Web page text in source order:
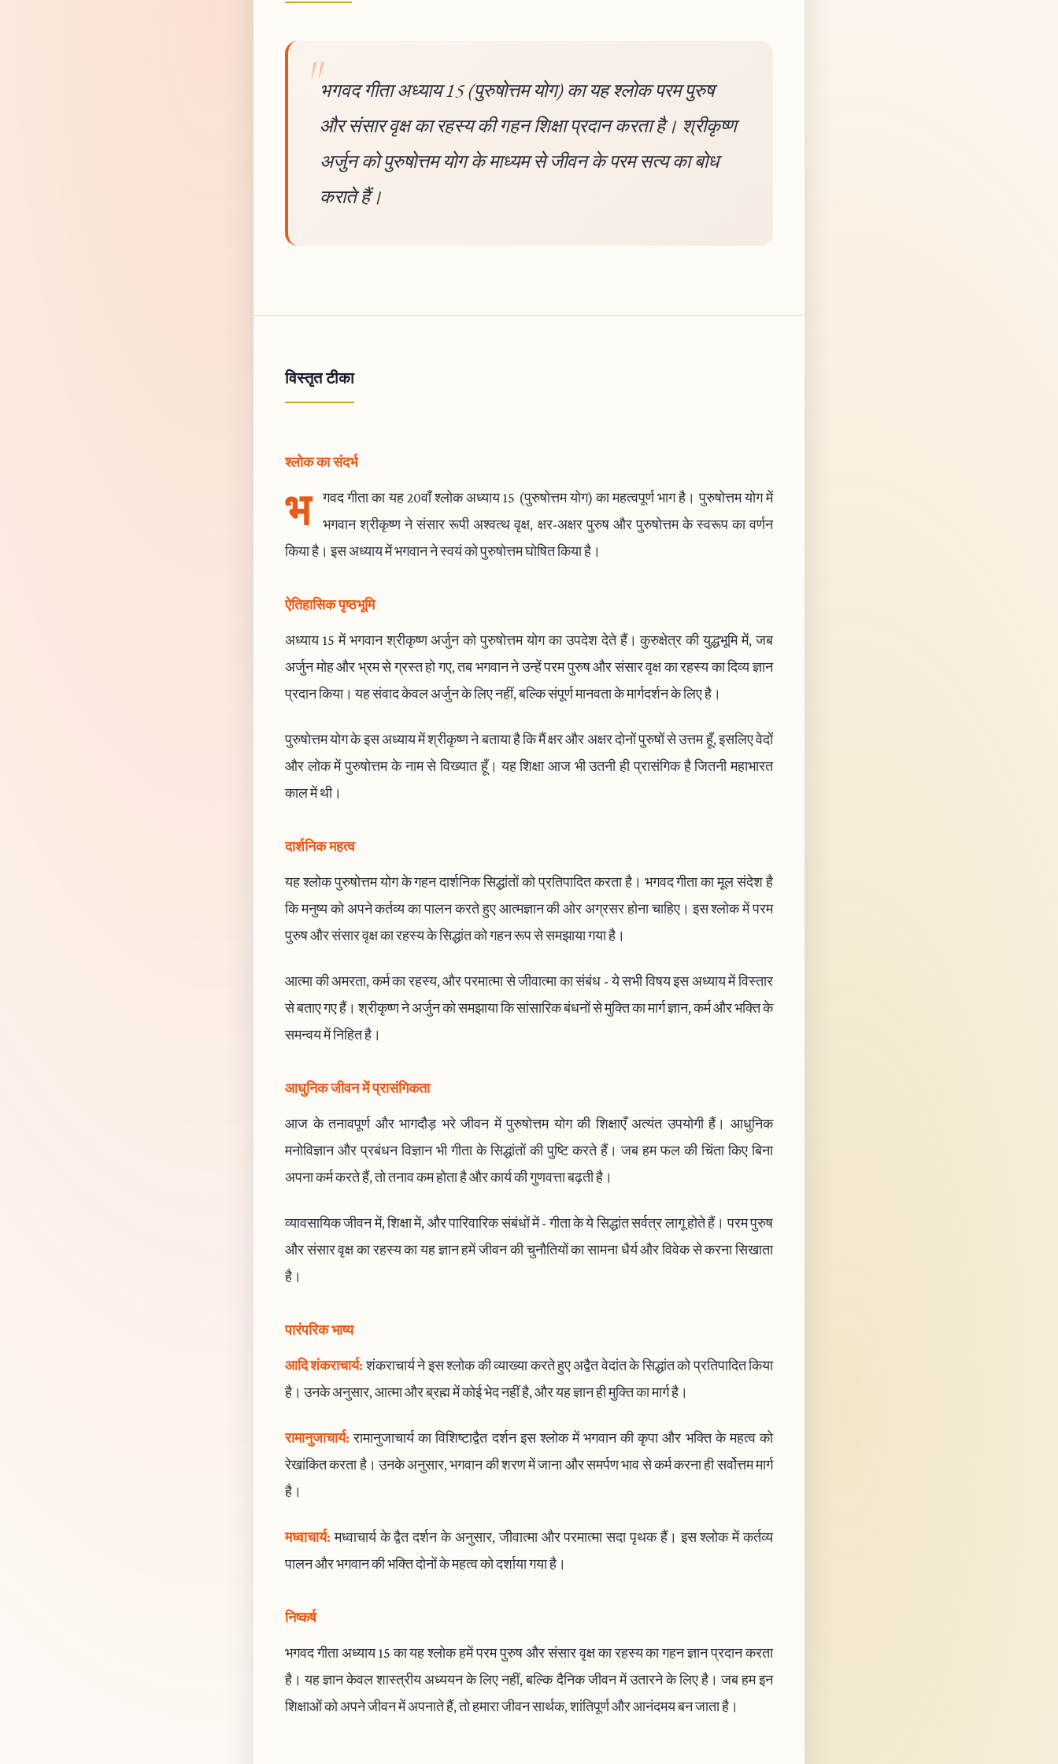
भगवद गीता अध्याय 15 (पुरुषोत्तम योग) का यह श्लोक परम पुरुष
और संसार वृक्ष का रहस्य की गहन शिक्षा प्रदान करता है। श्रीकृष्ण
अर्जुन को पुरुषोत्तम योग के माध्यम से जीवन के परम सत्य का बोध
कराते हैं।
विस्तृत टीका
श्लोक का संदर्भ
भ
गवद गीता का यह 20वाँ श्लोक अध्याय 15 (पुरुषोत्तम योग) का महत्वपूर्ण भाग है। पुरुषोत्तम योग में
भगवान श्रीकृष्ण ने संसार रूपी अश्वत्थ वृक्ष, क्षर-अक्षर पुरुष और पुरुषोत्तम के स्वरूप का वर्णन
किया है। इस अध्याय में भगवान ने स्वयं को पुरुषोत्तम घोषित किया है।
ऐतिहासिक पृष्ठभूमि
अध्याय 15 में भगवान श्रीकृष्ण अर्जुन को पुरुषोत्तम योग का उपदेश देते हैं। कुरुक्षेत्र की युद्धभूमि में, जब
अर्जुन मोह और भ्रम से ग्रस्त हो गए, तब भगवान ने उन्हें परम पुरुष और संसार वृक्ष का रहस्य का दिव्य ज्ञान
प्रदान किया। यह संवाद केवल अर्जुन के लिए नहीं, बल्कि संपूर्ण मानवता के मार्गदर्शन के लिए है।
पुरुषोत्तम योग के इस अध्याय में श्रीकृष्ण ने बताया है कि मैं क्षर और अक्षर दोनों पुरुषों से उत्तम हूँ, इसलिए वेदों
और लोक में पुरुषोत्तम के नाम से विख्यात हूँ। यह शिक्षा आज भी उतनी ही प्रासंगिक है जितनी महाभारत
काल में थी।
दार्शनिक महत्व
यह श्लोक पुरुषोत्तम योग के गहन दार्शनिक सिद्धांतों को प्रतिपादित करता है। भगवद गीता का मूल संदेश है
कि मनुष्य को अपने कर्तव्य का पालन करते हुए आत्मज्ञान की ओर अग्रसर होना चाहिए। इस श्लोक में परम
पुरुष और संसार वृक्ष का रहस्य के सिद्धांत को गहन रूप से समझाया गया है।
आत्मा की अमरता, कर्म का रहस्य, और परमात्मा से जीवात्मा का संबंध - ये सभी विषय इस अध्याय में विस्तार
से बताए गए हैं। श्रीकृष्ण ने अर्जुन को समझाया कि सांसारिक बंधनों से मुक्ति का मार्ग ज्ञान, कर्म और भक्ति के
समन्वय में निहित है।
आधुनिक जीवन में प्रासंगिकता
आज के तनावपूर्ण और भागदौड़ भरे जीवन में पुरुषोत्तम योग की शिक्षाएँ अत्यंत उपयोगी हैं। आधुनिक
मनोविज्ञान और प्रबंधन विज्ञान भी गीता के सिद्धांतों की पुष्टि करते हैं। जब हम फल की चिंता किए बिना
अपना कर्म करते हैं, तो तनाव कम होता है और कार्य की गुणवत्ता बढ़ती है।
व्यावसायिक जीवन में, शिक्षा में, और पारिवारिक संबंधों में - गीता के ये सिद्धांत सर्वत्र लागू होते हैं। परम पुरुष
और संसार वृक्ष का रहस्य का यह ज्ञान हमें जीवन की चुनौतियों का सामना धैर्य और विवेक से करना सिखाता
है।
पारंपरिक भाष्य
आदि शंकराचार्य: शंकराचार्य ने इस श्लोक की व्याख्या करते हुए अद्वैत वेदांत के सिद्धांत को प्रतिपादित किया
है। उनके अनुसार, आत्मा और ब्रह्म में कोई भेद नहीं है, और यह ज्ञान ही मुक्ति का मार्ग है।
रामानुजाचार्य: रामानुजाचार्य का विशिष्टाद्वैत दर्शन इस श्लोक में भगवान की कृपा और भक्ति के महत्व को
रेखांकित करता है। उनके अनुसार, भगवान की शरण में जाना और समर्पण भाव से कर्म करना ही सर्वोत्तम मार्ग
है।
मध्वाचार्य: मध्वाचार्य के द्वैत दर्शन के अनुसार, जीवात्मा और परमात्मा सदा पृथक हैं। इस श्लोक में कर्तव्य
पालन और भगवान की भक्ति दोनों के महत्व को दर्शाया गया है।
निष्कर्ष
भगवद गीता अध्याय 15 का यह श्लोक हमें परम पुरुष और संसार वृक्ष का रहस्य का गहन ज्ञान प्रदान करता
है। यह ज्ञान केवल शास्त्रीय अध्ययन के लिए नहीं, बल्कि दैनिक जीवन में उतारने के लिए है। जब हम इन
शिक्षाओं को अपने जीवन में अपनाते हैं, तो हमारा जीवन सार्थक, शांतिपूर्ण और आनंदमय बन जाता है।